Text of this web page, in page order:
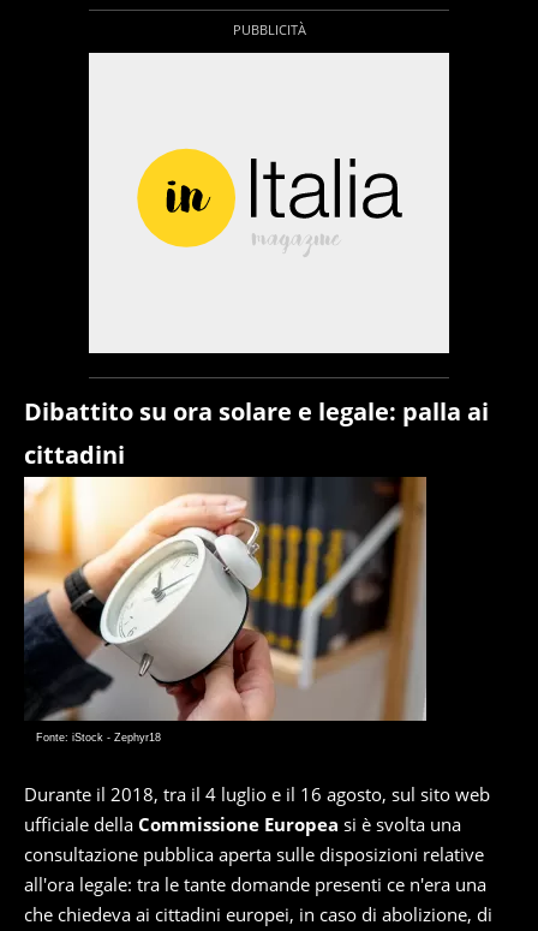
Dibattito su ora solare e legale: palla ai
cittadini
Fonte: iStock - Zephyr18
Durante il 2018, tra il 4 luglio e il 16 agosto, sul sito web
ufficiale della Commissione Europea si è svolta una
consultazione pubblica aperta sulle disposizioni relative
all'ora legale: tra le tante domande presenti ce n'era una
che chiedeva ai cittadini europei, in caso di abolizione, di